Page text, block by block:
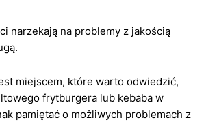
narzekają na problemy z jakością
miejscem, które warto odwiedzić,
frytburgera lub kebaba w
pamiętać o możliwych problemach z